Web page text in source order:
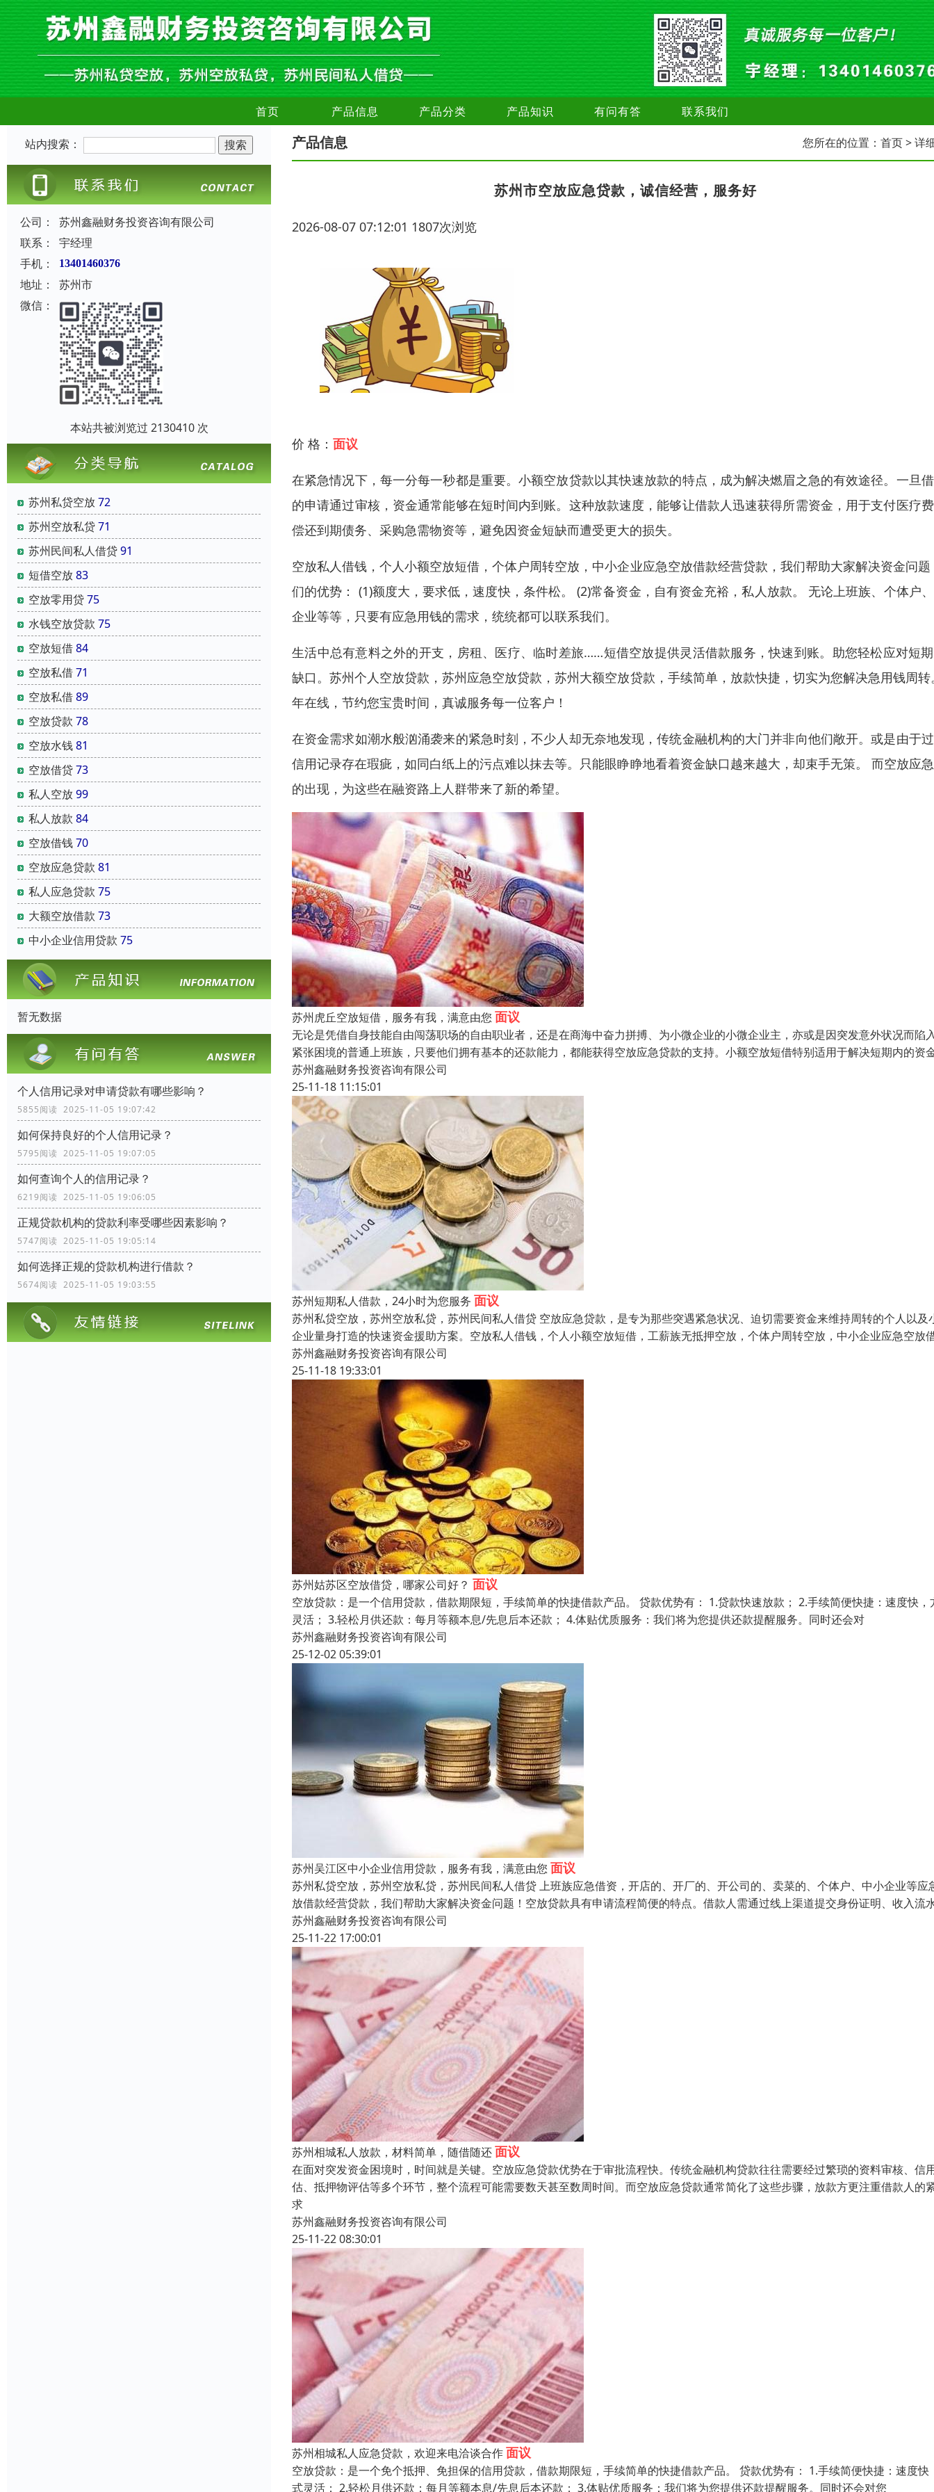
首页 产品信息 产品分类 产品知识 有问有答 联系我们
站内搜索：
公司：
苏州鑫融财务投资咨询有限公司
联系：
宇经理
手机：
13401460376
地址：
苏州市
微信：
本站共被浏览过 2130410 次
苏州私贷空放72
苏州空放私贷71
苏州民间私人借贷91
短借空放83
空放零用贷75
水钱空放贷款 75
空放短借84
空放私借71
空放私借89
空放贷款 78
空放水钱81
空放借贷73
私人空放99
私人放款 84
空放借钱70
空放应急贷款 81
私人应急贷款 75
大额空放借款 73
中小企业信用贷款 75
暂无数据
个人信用记录对申请贷款有哪些影响？
5855阅读 2025-11-05 19:07:42
如何保持良好的个人信用记录？
5795阅读 2025-11-05 19:07:05
如何查询个人的信用记录？
6219阅读 2025-11-05 19:06:05
正规贷款机构的贷款利率受哪些因素影响？
5747阅读 2025-11-05 19:05:14
如何选择正规的贷款机构进行借款？
5674阅读 2025-11-05 19:03:55
产品信息 您所在的位置： 首页> 详
苏州市空放应急贷款，诚信经营，服务好
2026-08-07 07:12:01 1807次浏览
价 格： 面议
在紧急情况下，每一分每一秒都是重要。小额空放贷款以其快速放款的特点，成为解决燃眉之急的有效途径。一旦
的申请通过审核，资金通常能够在短时间内到账。这种放款速度，能够让借款人迅速获得所需资金，用于支付医疗
偿还到期债务、采购急需物资等，避免因资金短缺而遭受更大的损失。
空放私人借钱，个人小额空放短借，个体户周转空放，中小企业应急空放借款经营贷款，我们帮助大家解决资金问题
们的优势： (1)额度大，要求低，速度快，条件松。 (2)常备资金，自有资金充裕，私人放款。 无论上班族、个体户
企业等等，只要有应急用钱的需求，统统都可以联系我们。
生活中总有意料之外的开支，房租、医疗、临时差旅……短借空放提供灵活借款服务，快速到账。助您轻松应对短
缺口。苏州个人空放贷款，苏州应急空放贷款，苏州大额空放贷款，手续简单，放款快捷，切实为您解决急用钱周转
年在线，节约您宝贵时间，真诚服务每一位客户！
在资金需求如潮水般汹涌袭来的紧急时刻，不少人却无奈地发现，传统金融机构的大门并非向他们敞开。或是由于
信用记录存在瑕疵，如同白纸上的污点难以抹去等。只能眼睁睁地看着资金缺口越来越大，却束手无策。 而空放应
的出现，为这些在融资路上人群带来了新的希望。
苏州虎丘空放短借，服务有我，满意由您 面议
无论是凭借自身技能自由闯荡职场的自由职业者，还是在商海中奋力拼搏、为小微企业的小微企业主，亦或是因突发意外状况而陷
紧张困境的普通上班族，只要他们拥有基本的还款能力，都能获得空放应急贷款的支持。小额空放短借特别适用于解决短期内的资
苏州鑫融财务投资咨询有限公司
25-11-18 11:15:01
苏州短期私人借款，24小时为您服务 面议
苏州私贷空放，苏州空放私贷，苏州民间私人借贷 空放应急贷款，是专为那些突遇紧急状况、迫切需要资金来维持周转的个人以及
企业量身打造的快速资金援助方案。空放私人借钱，个人小额空放短借，工薪族无抵押空放，个体户周转空放，中小企业应急空放
苏州鑫融财务投资咨询有限公司
25-11-18 19:33:01
苏州姑苏区空放借贷，哪家公司好？ 面议
空放贷款：是一个信用贷款，借款期限短，手续简单的快捷借款产品。 贷款优势有： 1.贷款快速放款； 2.手续简便快捷：速度快，
灵活； 3.轻松月供还款：每月等额本息/先息后本还款； 4.体贴优质服务：我们将为您提供还款提醒服务。同时还会对
苏州鑫融财务投资咨询有限公司
25-12-02 05:39:01
苏州吴江区中小企业信用贷款，服务有我，满意由您 面议
苏州私贷空放，苏州空放私贷，苏州民间私人借贷 上班族应急借资，开店的、开厂的、开公司的、卖菜的、个体户、中小企业等应
放借款经营贷款，我们帮助大家解决资金问题！空放贷款具有申请流程简便的特点。借款人需通过线上渠道提交身份证明、收入流
苏州鑫融财务投资咨询有限公司
25-11-22 17:00:01
苏州相城私人放款，材料简单，随借随还面议
在面对突发资金困境时，时间就是关键。空放应急贷款优势在于审批流程快。传统金融机构贷款往往需要经过繁琐的资料审核、信
估、抵押物评估等多个环节，整个流程可能需要数天甚至数周时间。而空放应急贷款通常简化了这些步骤，放款方更注重借款人的
求
苏州鑫融财务投资咨询有限公司
25-11-22 08:30:01
苏州相城私人应急贷款，欢迎来电洽谈合作面议
空放贷款：是一个免个抵押、免担保的信用贷款，借款期限短，手续简单的快捷借款产品。 贷款优势有： 1.手续简便快捷：速度快
式灵活； 2.轻松月供还款：每月等额本息/先息后本还款； 3.体贴优质服务：我们将为您提供还款提醒服务。同时还会对您